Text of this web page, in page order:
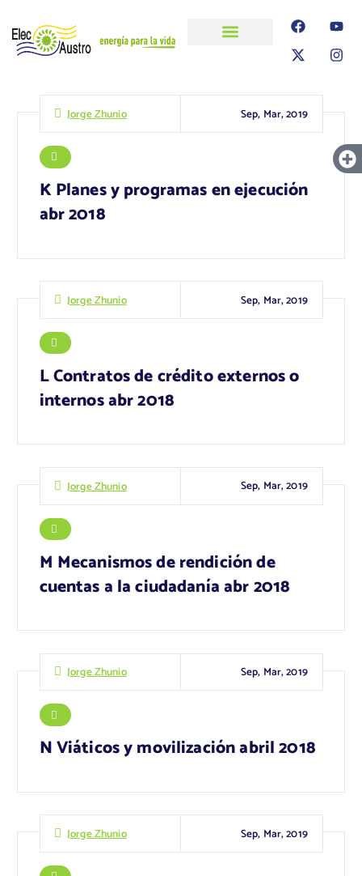
Jorge Zhunio Sep, Mar, 2019
K Planes y programas en ejecución
abr 2018
Jorge Zhunio Sep, Mar, 2019
L Contratos de crédito externos o
internos abr 2018
Jorge Zhunio Sep, Mar, 2019
M Mecanismos de rendición de
cuentas a la ciudadanía abr 2018
Jorge Zhunio Sep, Mar, 2019
N Viáticos y movilización abril 2018
Jorge Zhunio Sep, Mar, 2019